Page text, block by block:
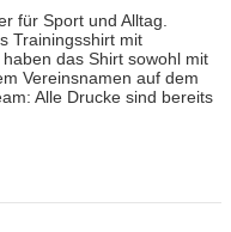
für Sport und Alltag.
Trainingsshirt mit
das Shirt sowohl mit
Vereinsnamen auf dem
Alle Drucke sind bereits